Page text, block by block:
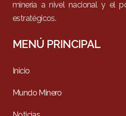
minería a nivel nacional y el
estratégicos.
MENÚ PRINCIPAL
Inicio
Mundo Minero